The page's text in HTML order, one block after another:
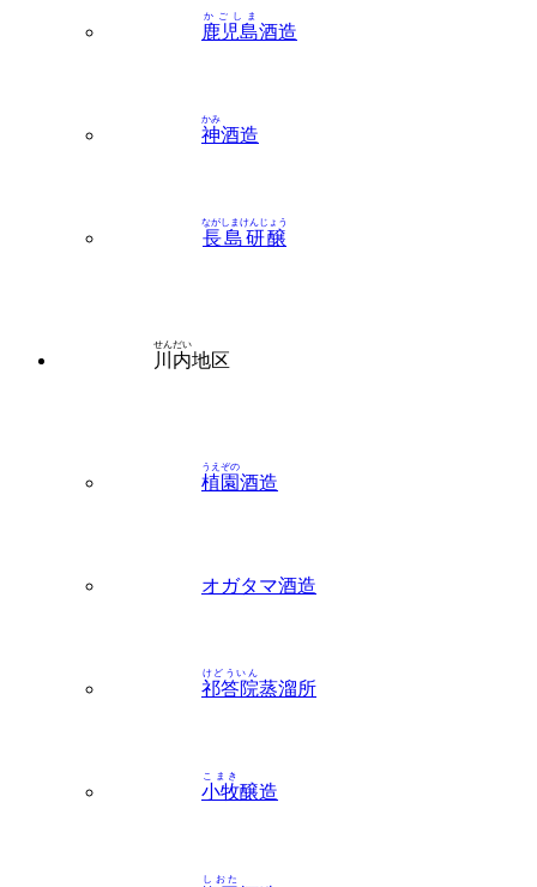
鹿児島
かごしま
酒造
神
かみ
酒造
長島研醸
ながしまけんじょう
川内
せんだい
地区
植園
うえぞの
酒造
オガタマ酒造
祁答院
けどういん
蒸溜所
小牧
こまき
醸造
しおた